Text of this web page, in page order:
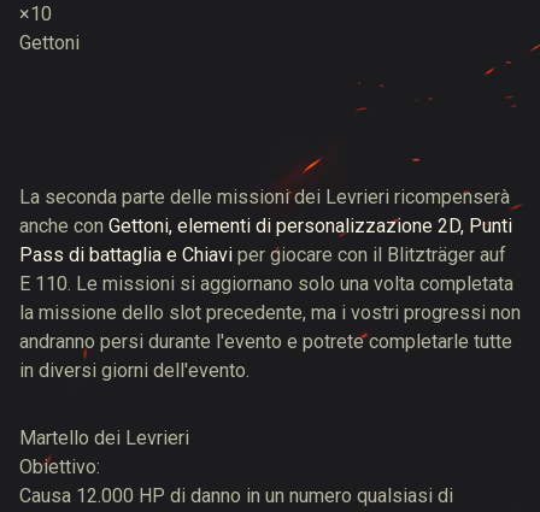
×10
Gettoni
La seconda parte delle missioni dei Levrieri ricompenserà
anche con Gettoni, elementi di personalizzazione 2D, Punti
Pass di battaglia e Chiavi per giocare con il Blitzträger auf
E 110. Le missioni si aggiornano solo una volta completata
la missione dello slot precedente, ma i vostri progressi non
andranno persi durante l'evento e potrete completarle tutte
in diversi giorni dell'evento.
Martello dei Levrieri
Obiettivo:
Causa 12.000 HP di danno in un numero qualsiasi di